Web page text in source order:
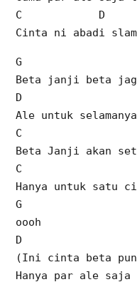
C D
Cinta ni abadi
G
Beta janji beta
D
Ale untuk selamanya
C
Beta Janji akan
C
Hanya untuk satu
G
oooh
D
(Ini cinta beta
Hanya par ale saja